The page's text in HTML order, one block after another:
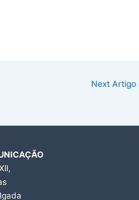
Next Artigo